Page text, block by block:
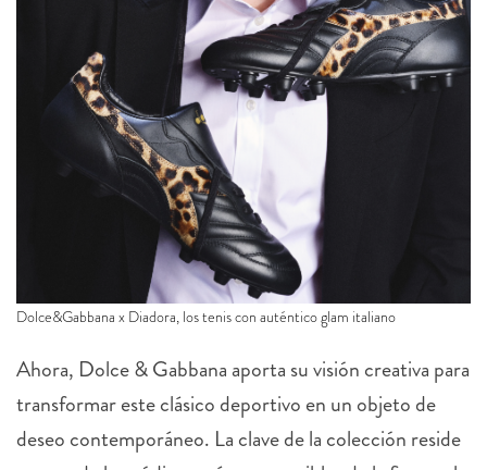
Dolce&Gabbana x Diadora, los tenis con auténtico glam italiano
transformar este clásico deportivo en un objeto de
deseo contemporáneo. La clave de la colección reside
en uno de los códigos más reconocibles de la firma: el